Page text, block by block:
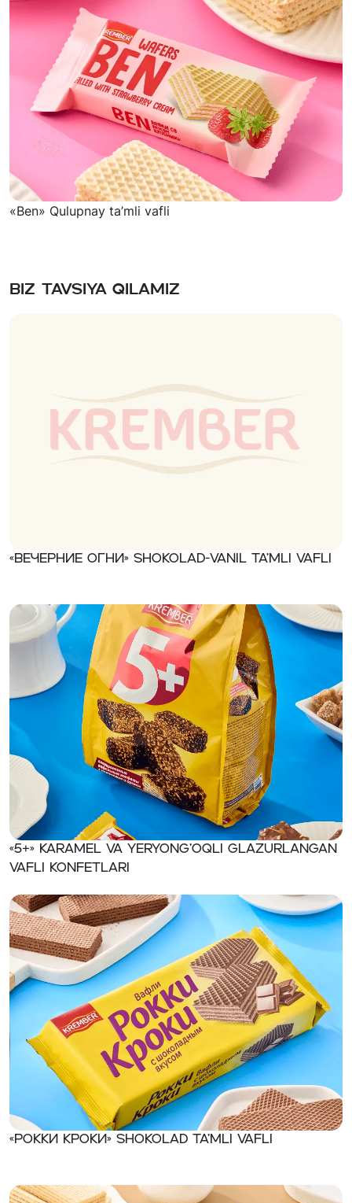
«Ben» Qulupnay ta’mli vafli
Biz tavsiya qilamiz
«Вечерние огни» Shokolad-vanil ta’mli vafli
«5+» Karamel va yeryong’oqli glazurlangan
vafli konfetlari
«Рокки Кроки» Shokolad ta’mli vafli